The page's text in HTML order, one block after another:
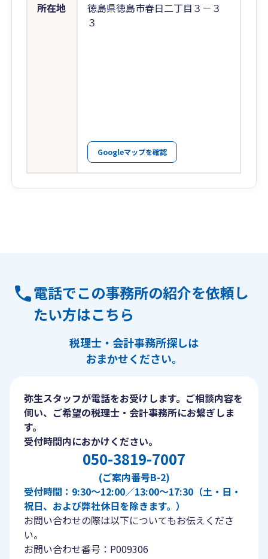
所在地
徳島県徳島市春日二丁目３－３
３
Googleマップを確認
電話でこの事務所の紹介を依頼し
たい方はこちら
税理士・会計事務所探しは
おまかせください。
弥生スタッフが電話をお受けします。ご相談内容を
伺い、ご希望の税理士・会計事務所にお繋ぎしま
す。
受付時間内におかけください。
050-3819-7007
(ご案内番号B-2)
受付時間：9:30〜12:00／13:00〜17:30（土・日・
祝日、および弊社休日を除きます。）
お問い合わせの際は以下についてもお伝えくださ
い。
お問い合わせ番号：P009306